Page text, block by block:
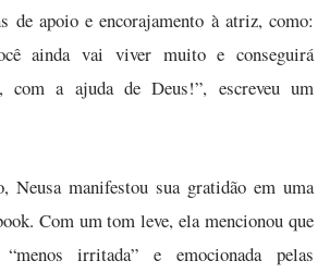
de apoio e encorajamento à atriz, como:
ainda vai viver muito e conseguirá
a ajuda de Deus!”, escreveu um
Neusa manifestou sua gratidão em uma
Com um tom leve, ela mencionou que
irritada” e emocionada pelas